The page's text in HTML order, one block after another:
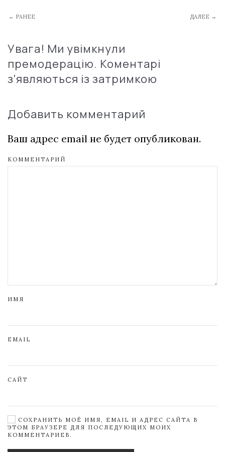
← РАНЕЕ ДАЛЕЕ →
Увага! Ми увімкнули
премодерацію. Коментарі
з'являються із затримкою
Добавить комментарий
Ваш адрес email не будет опубликован.
КОММЕНТАРИЙ
ИМЯ
EMAIL
САЙТ
СОХРАНИТЬ МОЁ ИМЯ, EMAIL И АДРЕС САЙТА В
ЭТОМ БРАУЗЕРЕ ДЛЯ ПОСЛЕДУЮЩИХ МОИХ
КОММЕНТАРИЕВ.